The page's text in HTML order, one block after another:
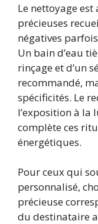
Le nettoyage
précieuses
négatives
Un bain d’eau
rinçage et d’un
recommandé,
spécificités. Le
l’exposition à
complète ces
énergétiques.
Pour ceux qui
personnalisé,
précieuse
du destinataire a